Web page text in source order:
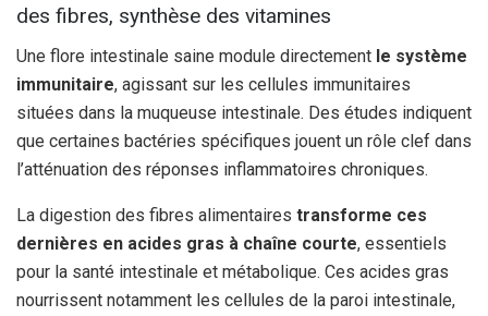
des fibres, synthèse des vitamines
Une flore intestinale saine module directement le système
immunitaire, agissant sur les cellules immunitaires
situées dans la muqueuse intestinale. Des études indiquent
que certaines bactéries spécifiques jouent un rôle clef dans
l’atténuation des réponses inflammatoires chroniques.
La digestion des fibres alimentaires transforme ces
dernières en acides gras à chaîne courte, essentiels
pour la santé intestinale et métabolique. Ces acides gras
nourrissent notamment les cellules de la paroi intestinale,